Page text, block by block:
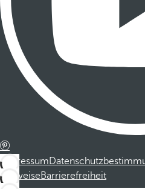
Impressum
HinweiseBarrierefreiheit